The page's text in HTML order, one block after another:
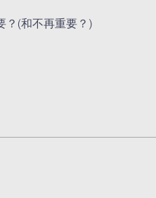
？(和不再重要？)